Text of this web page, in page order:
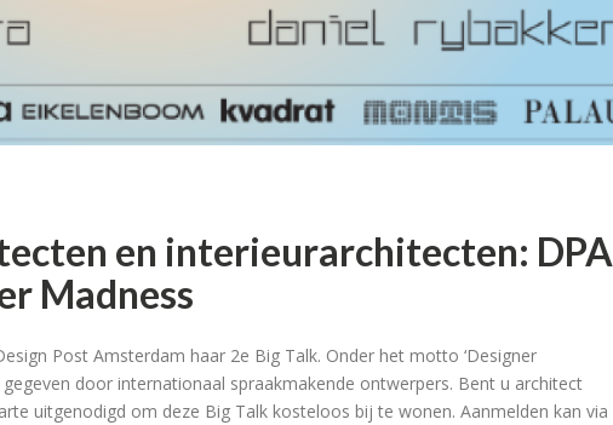
en interieurarchitecten: DPA
Madness
Post Amsterdam haar 2e Big Talk. Onder het motto ‘Designer
door internationaal spraakmakende ontwerpers. Bent u architect
uitgenodigd om deze Big Talk kosteloos bij te wonen. Aanmelden kan via